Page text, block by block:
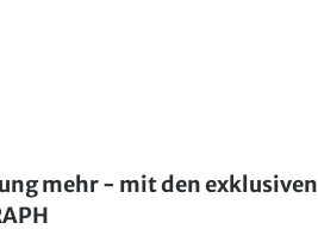
mehr - mit den exklusiven